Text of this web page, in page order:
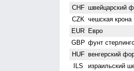
CHF швейцарский
CZK чешская крона
EUR Евро
GBP фунт
HUF венгерский
ILS израильский